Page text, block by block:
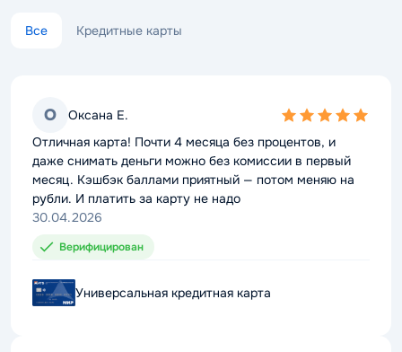
Все Кредитные карты
О Оксана Е.
5,0
rating
Отличная карта! Почти 4 месяца без процентов, и
даже снимать деньги можно без комиссии в первый
месяц. Кэшбэк баллами приятный — потом меняю на
рубли. И платить за карту не надо
30.04.2026
Верифицирован
Универсальная кредитная карта
О Оксана Е.
5,0
rating
Отличная карта! Почти 4 месяца без процентов, и
даже снимать деньги можно без комиссии в первый
месяц. Кэшбэк баллами приятный — потом меняю на
рубли. И платить за карту не надо
30.04.2026
Верифицирован
Универсальная кредитная карта